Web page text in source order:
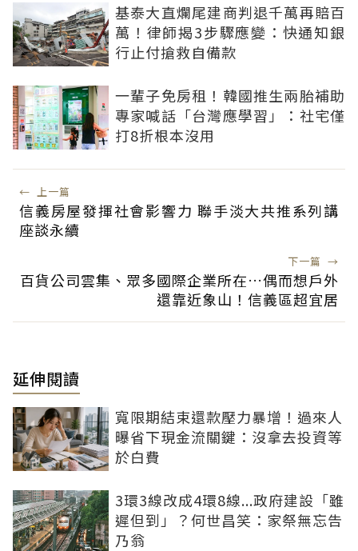
基泰大直爛尾建商判退千萬再賠百
萬！律師揭3步驟應變：快通知銀
行止付搶救自備款
一輩子免房租！韓國推生兩胎補助
專家喊話「台灣應學習」：社宅僅
打8折根本沒用
← 上一篇
信義房屋發揮社會影響力 聯手淡大共推系列講
座談永續
下一篇 →
百貨公司雲集、眾多國際企業所在…偶而想戶外
還靠近象山！信義區超宜居
延伸閱讀
寬限期結束還款壓力暴增！過來人
曝省下現金流關鍵：沒拿去投資等
於白費
3環3線改成4環8線...政府建設「雖
遲但到」？何世昌笑：家祭無忘告
乃翁